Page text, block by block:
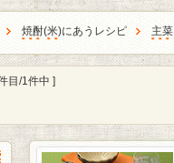
焼酎(米)にあうレシピ 主菜
目/1件中 ]